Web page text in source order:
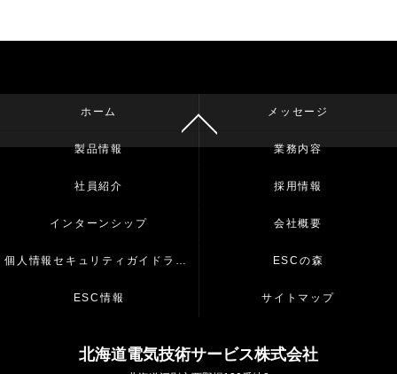
ホーム メッセージ
製品情報 業務内容
社員紹介 採用情報
インターンシップ 会社概要
個人情報セキュリティガイドライン ESCの森
ESC情報 サイトマップ
北海道電気技術サービス株式会社